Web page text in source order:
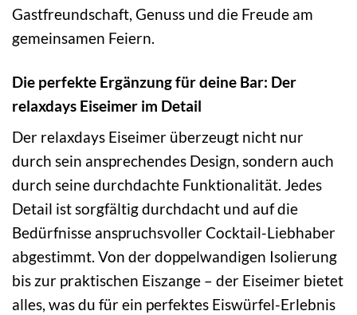
Gastfreundschaft, Genuss und die Freude am
gemeinsamen Feiern.
Die perfekte Ergänzung für deine Bar: Der
relaxdays Eiseimer im Detail
Der relaxdays Eiseimer überzeugt nicht nur
durch sein ansprechendes Design, sondern auch
durch seine durchdachte Funktionalität. Jedes
Detail ist sorgfältig durchdacht und auf die
Bedürfnisse anspruchsvoller Cocktail-Liebhaber
abgestimmt. Von der doppelwandigen Isolierung
bis zur praktischen Eiszange – der Eiseimer bietet
alles, was du für ein perfektes Eiswürfel-Erlebnis